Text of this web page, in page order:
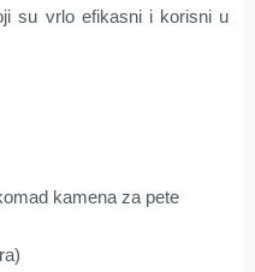
su vrlo efikasni i korisni u
kamena za pete